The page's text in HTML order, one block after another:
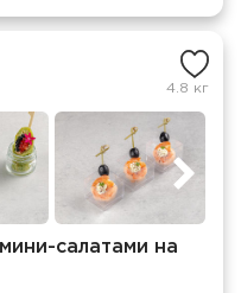
4.8 кг
салатами на